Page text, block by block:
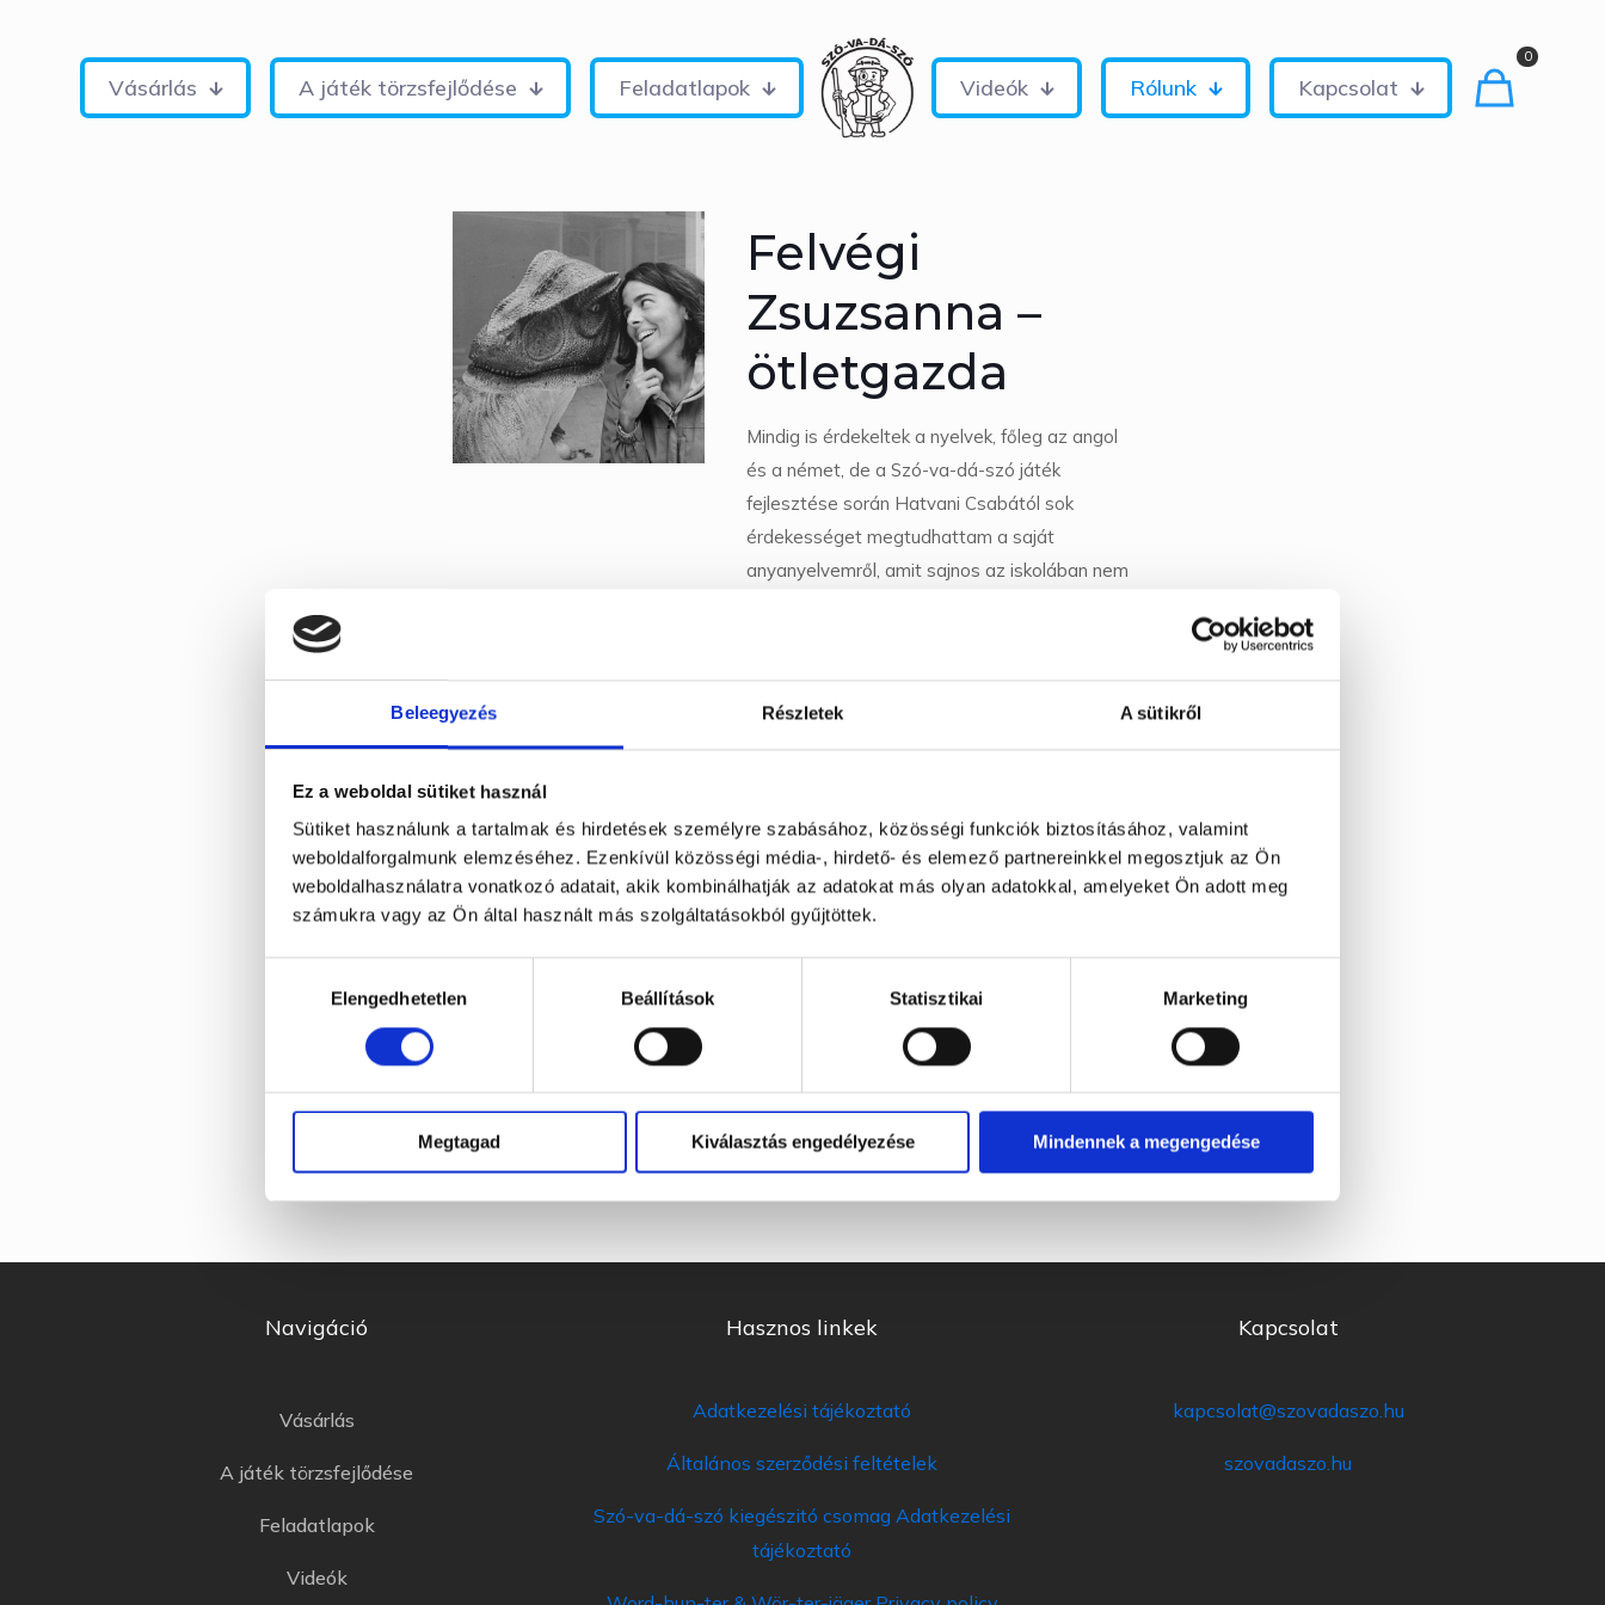
Beleegyezés Részletek A sütikről
Ez a weboldal sütiket használ
Sütiket használunk a tartalmak és hirdetések személyre szabásához, közösségi funkciók biztosításához, valamint
weboldalforgalmunk elemzéséhez. Ezenkívül közösségi média-, hirdető- és elemező partnereinkkel megosztjuk az Ön
weboldalhasználatra vonatkozó adatait, akik kombinálhatják az adatokat más olyan adatokkal, amelyeket Ön adott meg
számukra vagy az Ön által használt más szolgáltatásokból gyűjtöttek.
kiválasztásaElengedhetetlen Beállítások Statisztikai Marketing
Megtagad Kiválasztás engedélyezése Mindennek a megengedése
Vásárlás A játék törzsfejlődése Feladatlapok Videók Rólunk Kapcsolat
0
Felvégi
Zsuzsanna –
ötletgazda
Mindig is érdekeltek a nyelvek, főleg az angol
és a német, de a Szó-va-dá-szó játék
fejlesztése során Hatvani Csabától sok
érdekességet megtudhattam a saját
anyanyelvemről, amit sajnos az iskolában nem
Hatvani Csaba –
nyelvi
tanácsadó
faragok (Parányi talányok), nyelvi rejtvényeket
gyártok és nyelvi babonák ellen küzdök
vetélkedőt menedzselek (HetedHét kvíz).
Élvezem, hogy Zsuzsival közösen ötletelhetek
a Szó-va-dá-szó játékon.
Navigáció
Vásárlás
A játék törzsfejlődése
Feladatlapok
Videók
Hasznos linkek
Adatkezelési tájékoztató
Általános szerződési feltételek
Szó-va-dá-szó kiegészitó csomag Adatkezelési
tájékoztató
Kapcsolat
kapcsolat@szovadaszo.hu
szovadaszo.hu